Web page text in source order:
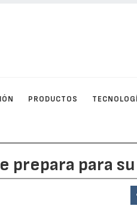
PRODUCTOS
prepara para